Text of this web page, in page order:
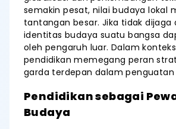
semakin pesat, nilai budaya lokal
tantangan besar. Jika tidak dijaga
identitas budaya suatu bangsa
oleh pengaruh luar. Dalam
pendidikan memegang peran
garda terdepan dalam penguatan
Pendidikan sebagai
Budaya